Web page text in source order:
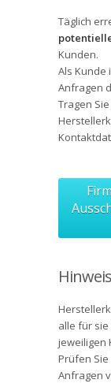
Täglich
Kunden.
Als Kunde
Anfragen
Tragen
Hinweis
alle für
jeweiligen
Prüfen
Anfragen